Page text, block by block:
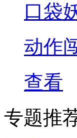
口袋
动作
查看
专题推